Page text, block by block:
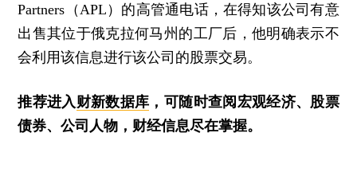
Partners（APL）的高管通电话，在得知该公司有意
出售其位于俄克拉何马州的工厂后，他明确表示不
会利用该信息进行该公司的股票交易。
推荐进入 财新数据库 ，可随时查阅宏观经济、股票
债券、公司人物，财经信息尽在掌握。